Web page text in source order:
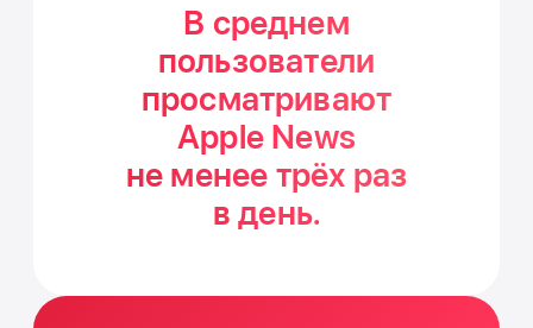
В среднем
пользователи
просмат­ривают
Apple News
не менее трёх раз
в день.